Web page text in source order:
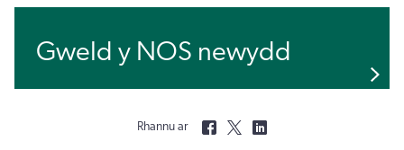
Gweld y NOS newydd
Rhannu ar